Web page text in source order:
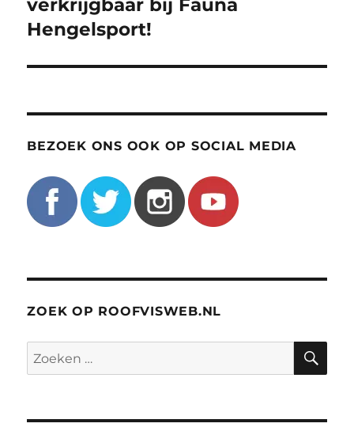
verkrijgbaar bij Fauna
Hengelsport!
BEZOEK ONS OOK OP SOCIAL MEDIA
ZOEK OP ROOFVISWEB.NL
Zoeken
naar: